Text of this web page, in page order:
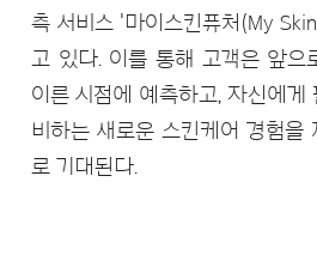
측 서비스 '마이스킨퓨처(My
고 있다. 이를 통해 고객은 앞으
이른 시점에 예측하고, 자신에게
비하는 새로운 스킨케어 경험을
로 기대된다.